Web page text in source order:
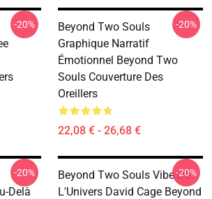
-20%
Beyond Two Souls
Graphique Narratif
Émotionnel Beyond Two
Souls Couverture Des
Oreillers
22,08 € - 26,68 €
-20%
Delà
-20%
Beyond Two Souls Vibe De
L'Univers David Cage Beyond
-20%